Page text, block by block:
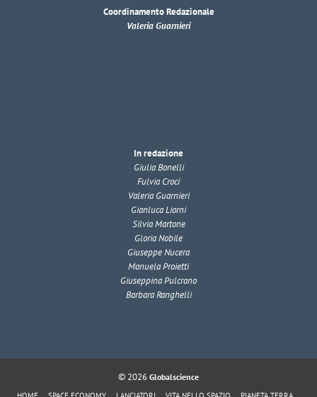
Coordinamento Redazionale
Valeria Guarnieri
In redazione
Giulia Bonelli
Fulvia Croci
Valeria Guarnieri
Gianluca Liorni
Silvia Martone
Gloria Nobile
Giuseppe Nucera
Manuela Proietti
Giuseppina Pulcrano
Barbara Ranghelli
© 2026 Globalscience